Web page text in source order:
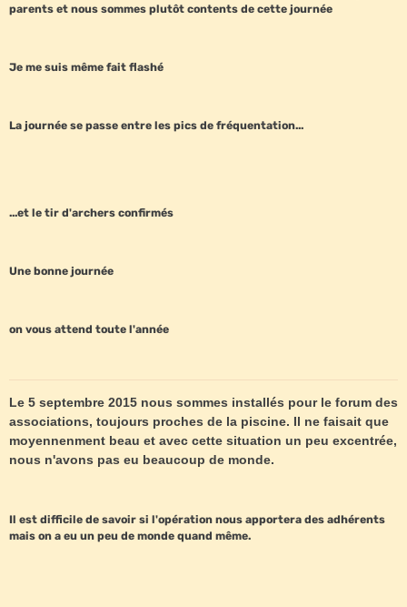
parents et nous sommes plutôt contents de cette journée
Je me suis même fait flashé
La journée se passe entre les pics de fréquentation...
...et le tir d'archers confirmés
Une bonne journée
on vous attend toute l'année
Le 5 septembre 2015 nous sommes installés pour le forum des
associations, toujours proches de la piscine. Il ne faisait que
moyennenment beau et avec cette situation un peu excentrée,
nous n'avons pas eu beaucoup de monde.
Il est difficile de savoir si l'opération nous apportera des adhérents
mais on a eu un peu de monde quand même.